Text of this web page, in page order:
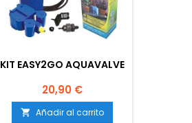
KIT EASY2GO AQUAVALVE
Precio
20,90 €
 Añadir al carrito